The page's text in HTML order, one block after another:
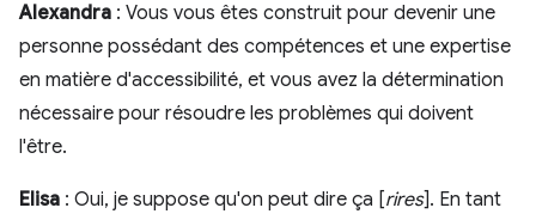
Alexandra : Vous vous êtes construit pour devenir une
personne possédant des compétences et une expertise
en matière d'accessibilité, et vous avez la détermination
nécessaire pour résoudre les problèmes qui doivent
l'être.
Elisa : Oui, je suppose qu'on peut dire ça [rires]. En tant